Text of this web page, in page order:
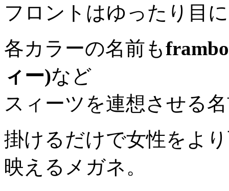
フロントはゆったり目
各カラーの名前も
ィー)など
スィーツを連想させる
掛けるだけで女性をよ
映えるメガネ。